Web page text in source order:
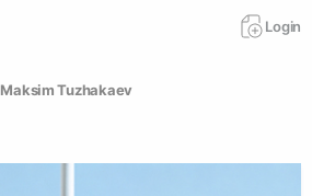
Login
Maksim Tuzhakaev